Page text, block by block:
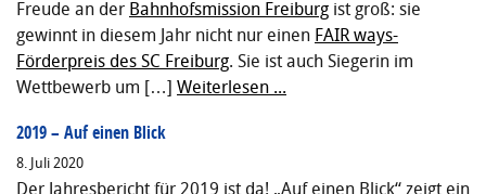
Freude an der Bahnhofsmission Freiburg ist groß: sie
gewinnt in diesem Jahr nicht nur einen FAIR ways-
Förderpreis des SC Freiburg. Sie ist auch Siegerin im
Wettbewerb um […] Weiterlesen ...
2019 – Auf einen Blick
8. Juli 2020
Der Jahresbericht für 2019 ist da! „Auf einen Blick“ zeigt ein